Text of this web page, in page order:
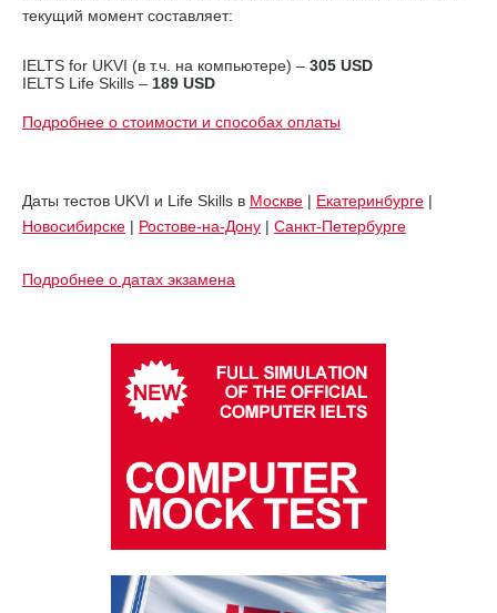
текущий момент составляет:
IELTS for UKVI (в т.ч. на компьютере) – 305 USD
IELTS Life Skills – 189 USD
Подробнее о стоимости и способах оплаты
Даты тестов UKVI и Life Skills в Москве | Екатеринбурге |
Новосибирске | Ростове-на-Дону | Санкт-Петербурге
Подробнее о датах экзамена